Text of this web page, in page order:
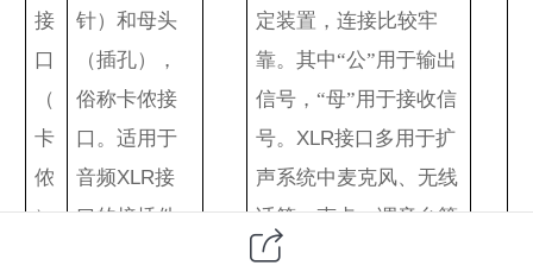
接
口
（
卡
侬
）
针）和母头
（插孔），
俗称卡侬接
口。适用于
音频XLR接
口的接插件
定装置，连接比较牢
靠。其中“公”用于输出
信号，“母”用于接收信
号。 XLR接口多用于扩
声系统中麦克风、无线
话筒、声卡、调音台等
设备的连接。